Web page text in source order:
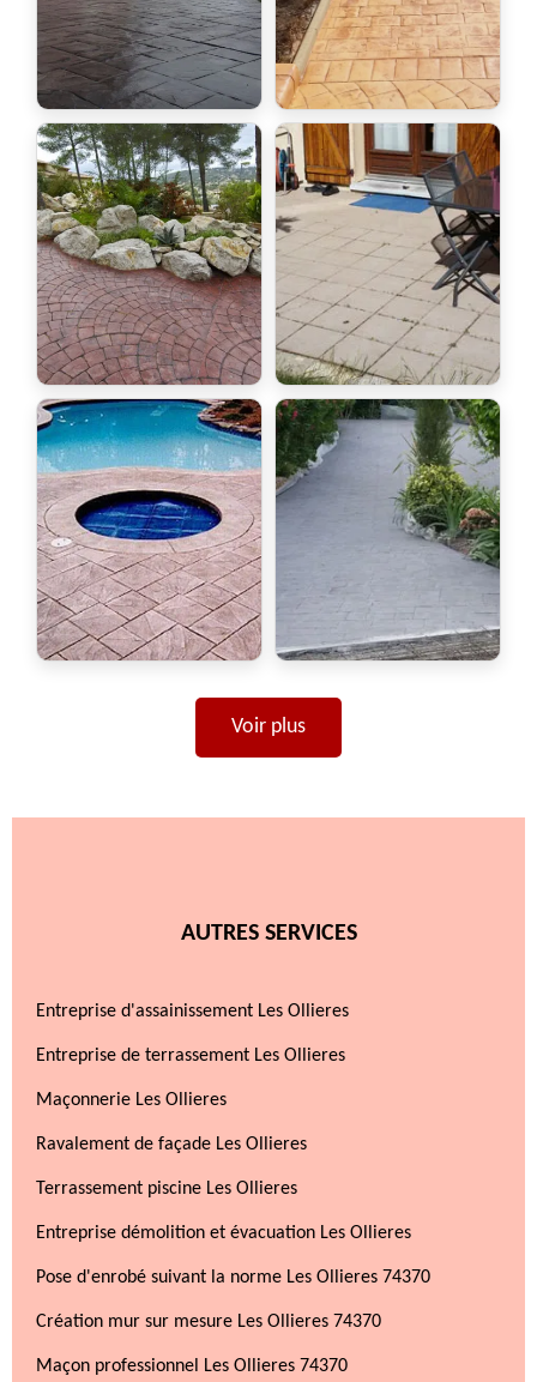
Voir plus
AUTRES SERVICES
Entreprise d'assainissement Les Ollieres
Entreprise de terrassement Les Ollieres
Maçonnerie Les Ollieres
Ravalement de façade Les Ollieres
Terrassement piscine Les Ollieres
Entreprise démolition et évacuation Les Ollieres
Pose d'enrobé suivant la norme Les Ollieres 74370
Création mur sur mesure Les Ollieres 74370
Maçon professionnel Les Ollieres 74370